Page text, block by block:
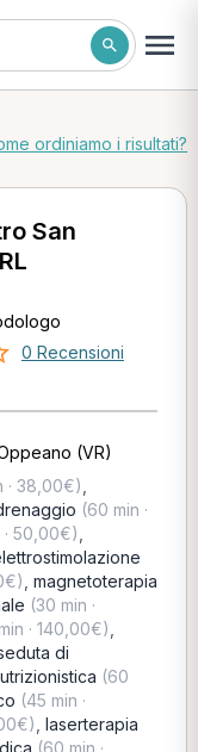
ordiniamo i risultati?
San
0 Recensioni
(VR)
· 38,00€)
(60 min ·
· 50,00€)
magnetoterapia
(30 min ·
· 140,00€)
di
(60
(45 min ·
laserterapia
(60 min ·